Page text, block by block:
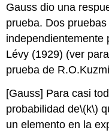
Gauss dio una
prueba. Dos
independientemente
Lévy (1929) (ver
prueba de
[Gauss] Para casi
probabilidad de\(k\)
un elemento en la